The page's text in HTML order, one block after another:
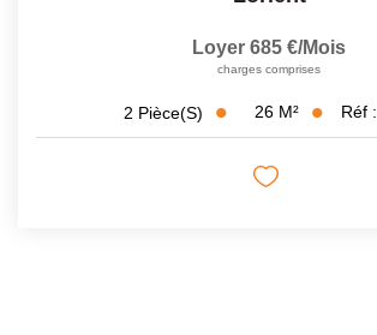
Loyer 685 €/mois
charges comprises
2 Pièce(s) 26 M² Réf :